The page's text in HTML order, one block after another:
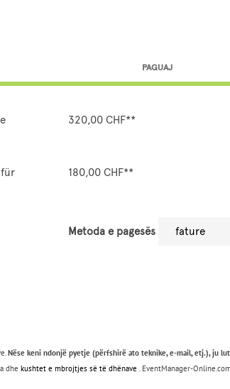
PAGUAJ
320,00 CHF**
180,00 CHF**
Metoda e pagesës
Nëse keni ndonjë pyetje (përfshirë ato teknike, e-mail, etj.), ju
dhe kushtet e mbrojtjes së të dhënave . EventManager-